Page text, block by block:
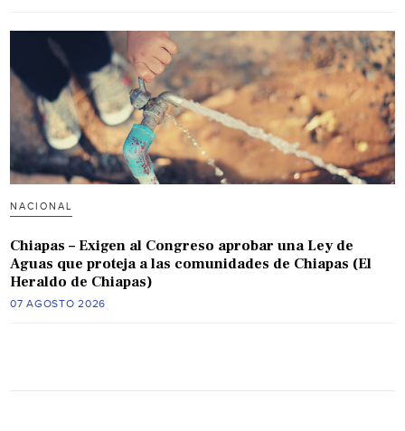
NACIONAL
Chiapas – Exigen al Congreso aprobar una Ley de
Aguas que proteja a las comunidades de Chiapas (El
Heraldo de Chiapas)
07 AGOSTO 2026